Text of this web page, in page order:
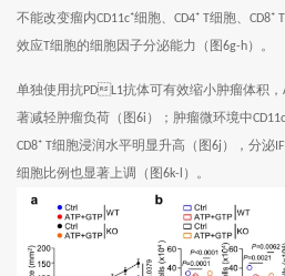
不能改变瘤内CD11c⁺细胞、 CD4⁺ T细胞、 CD8⁺ T
效应T细胞的细胞因子分泌能力（图6g-h）。
单独使用抗PDL1抗体可有效缩小肿瘤体积，
著减轻肿瘤负荷（图6i ）；肿瘤微环境中
CD8⁺ T细胞浸润水平明显升高（图6j ），分泌
细胞比例也显著上调（图6k-l ）。